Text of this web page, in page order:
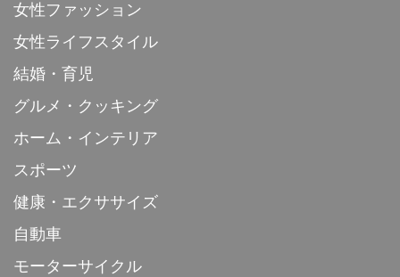
女性ファッション
女性ライフスタイル
結婚・育児
グルメ・クッキング
ホーム・インテリア
スポーツ
健康・エクササイズ
自動車
モーターサイクル